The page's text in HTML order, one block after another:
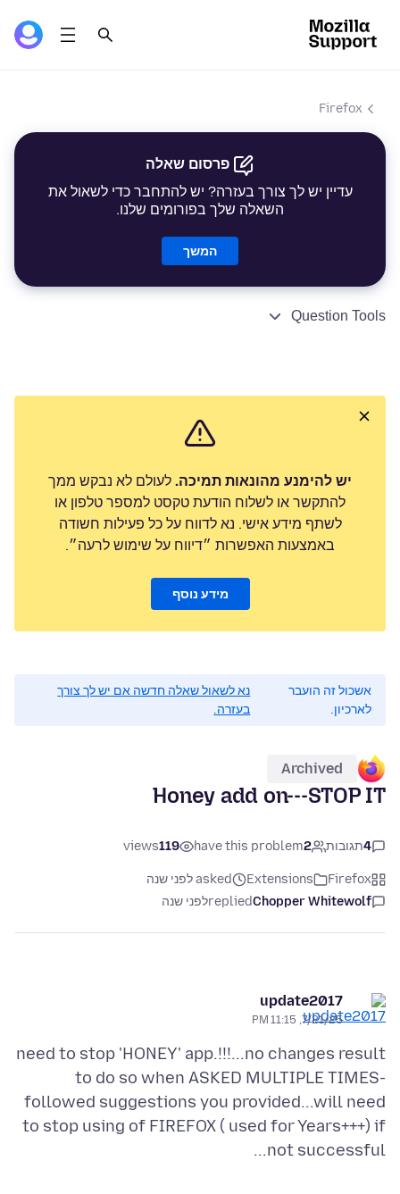
Firefox
פרסום שאלה
עדיין יש לך צורך בעזרה? יש להתחבר כדי לשאול את
השאלה שלך בפורומים שלנו.
המשך
Question Tools
יש להימנע מהונאות תמיכה. לעולם לא נבקש ממך
להתקשר או לשלוח הודעת טקסט למספר טלפון או
לשתף מידע אישי. נא לדווח על כל פעילות חשודה
באמצעות האפשרות ״דיווח על שימוש לרעה״.
מידע נוסף
אשכול זה הועבר
לארכיון.
נא לשאול שאלה חדשה אם יש לך צורך
בעזרה.
Archived
Honey add on---STOP IT
4תגובות 2
have this problem
119
views
Firefox
Extensions
asked לפני שנה
Chopper Whitewolf
repliedלפני שנה
update2017
7/21/25, 11:15 PM
need to stop 'HONEY' app.!!!...no changes result
to do so when ASKED MULTIPLE TIMES-
followed suggestions you provided...will need
to stop using of FIREFOX ( used for Years+++) if
not successful...